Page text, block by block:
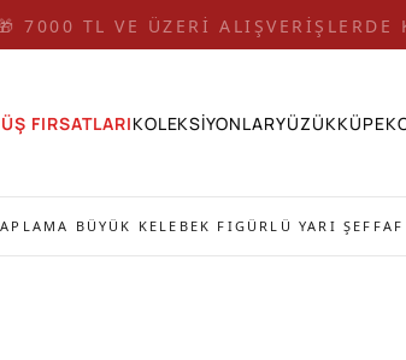
7000 TL VE ÜZERİ ALIŞVERİŞLERDE
FIRSATLARIKOLEKSİYONLARYÜZÜKKÜPE
BÜYÜK KELEBEK FIGÜRLÜ YARI